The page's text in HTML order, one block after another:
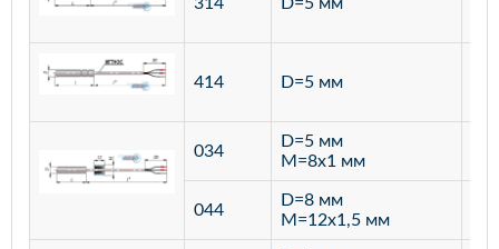
314 D=5 мм
414 D=5 мм
034
D=5 мм
M=8х1 мм
044
D=8 мм
M=12х1,5 мм